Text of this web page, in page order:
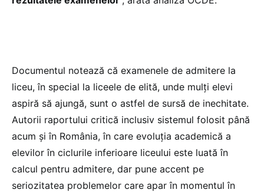
Documentul notează că examenele de admitere la
liceu, în special la liceele de elită, unde mulți elevi
aspiră să ajungă, sunt o astfel de sursă de inechitate.
Autorii raportului critică inclusiv sistemul folosit până
acum și în România, în care evoluția academică a
elevilor în ciclurile inferioare liceului este luată în
calcul pentru admitere, dar pune accent pe
seriozitatea problemelor care apar în momentul în